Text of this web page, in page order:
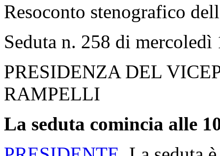
Resoconto stenografico
Seduta n. 258 di
PRESIDENZA DEL
RAMPELLI
La seduta comincia alle